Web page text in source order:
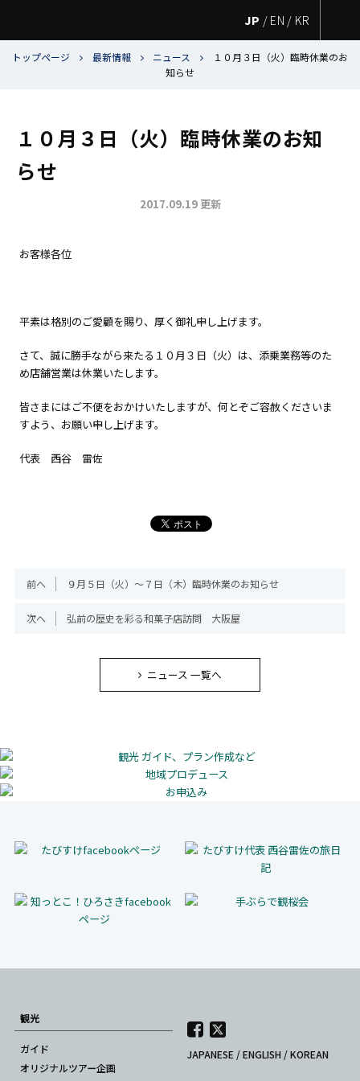
トップページ 最新情報 ニュース
１０月３日（火）臨時休業のお
知らせ
１０月３日（火）臨時休業のお知
らせ
2017.09.19 更新
お客様各位
平素は格別のご愛顧を賜り、厚く御礼申し上げます。
さて、誠に勝手ながら来たる１０月３日（火）は、添乗業務等のた
め店舗営業は休業いたします。
皆さまにはご不便をおかけいたしますが、何とぞご容赦くださいま
すよう、お願い申し上げます。
代表 西谷 雷佐
前へ ９月５日（火）～７日（木）臨時休業のお知らせ
次へ 弘前の歴史を彩る和菓子店訪問 大阪屋
ニュース 一覧へ
観光
ガイド
オリジナルツアー企画
JAPANESE /ENGLISH /KOREAN
JP / EN / KR